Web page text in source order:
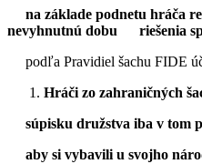
na základe podnetu hráča
nevyhnutnú dobu riešenia
podľa Pravidiel šachu FIDE
Hráči zo zahraničných
súpisku družstva iba v tom
aby si vybavili u svojho